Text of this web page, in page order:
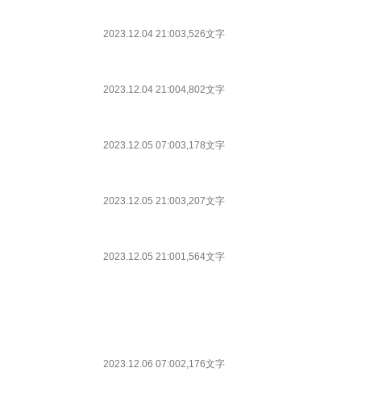
2023.12.04 21:003,526文字
2023.12.04 21:004,802文字
2023.12.05 07:003,178文字
2023.12.05 21:003,207文字
2023.12.05 21:001,564文字
2023.12.06 07:002,176文字